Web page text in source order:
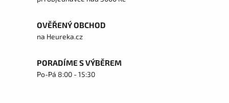
OVĚŘENÝ OBCHOD
na Heureka.cz
PORADÍME S VÝBĚREM
Po-Pá 8:00 - 15:30